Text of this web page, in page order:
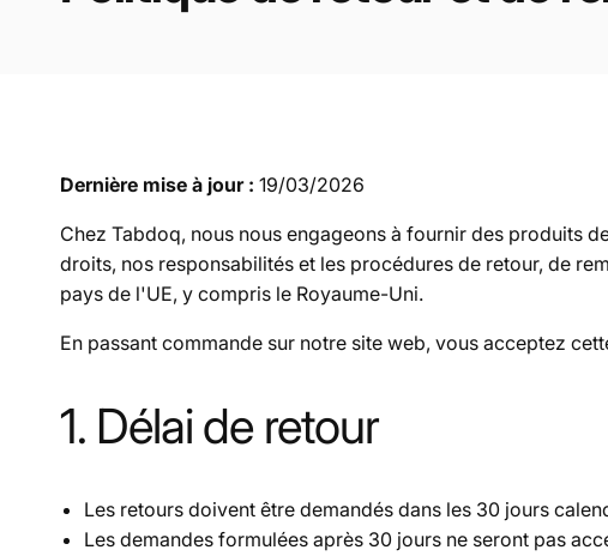
Dernière mise à jour : 19/03/2026
Chez Tabdoq, nous nous engageons à fournir des produits
droits, nos responsabilités et les procédures de retour, de
pays de l'UE, y compris le Royaume-Uni.
En passant commande sur notre site web, vous acceptez
1. Délai de retour
Les retours doivent être demandés dans les 30 jours
Les demandes formulées après 30 jours ne seront pas